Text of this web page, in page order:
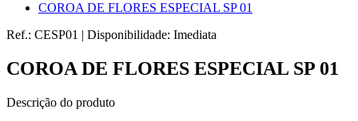
COROA DE FLORES ESPECIAL SP 01
Ref.: CESP01 | Disponibilidade: Imediata
COROA DE FLORES ESPECIAL SP 01
Descrição do produto